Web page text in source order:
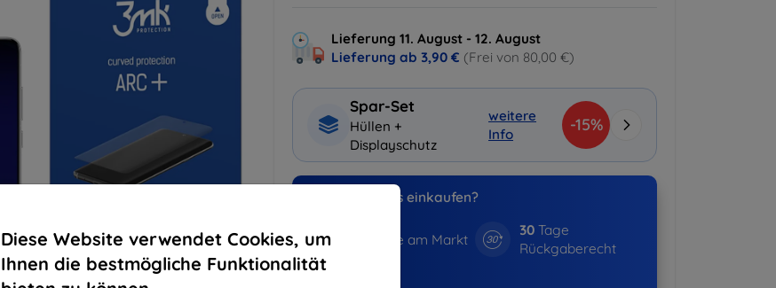
Diese Website verwendet Cookies, um
Ihnen die bestmögliche Funktionalität
Lieferung 11. August - 12. August
Lieferung ab 3,90 € (Frei von 80,00 €)
Spar-Set
Hüllen +
Displayschutz
weitere
Info
-15%
Warum bei uns einkaufen?
Jahre am Markt
30Tage
Rückgaberecht